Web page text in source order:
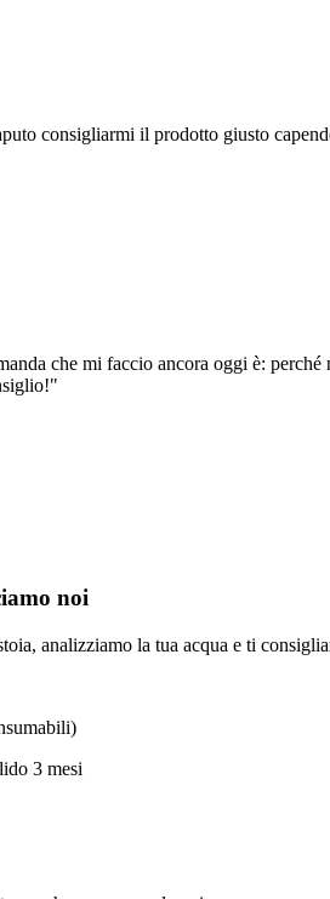
consigliarmi il prodotto giusto
che mi faccio ancora oggi è:
"
noi
analizziamo la tua acqua e ti
3 mesi